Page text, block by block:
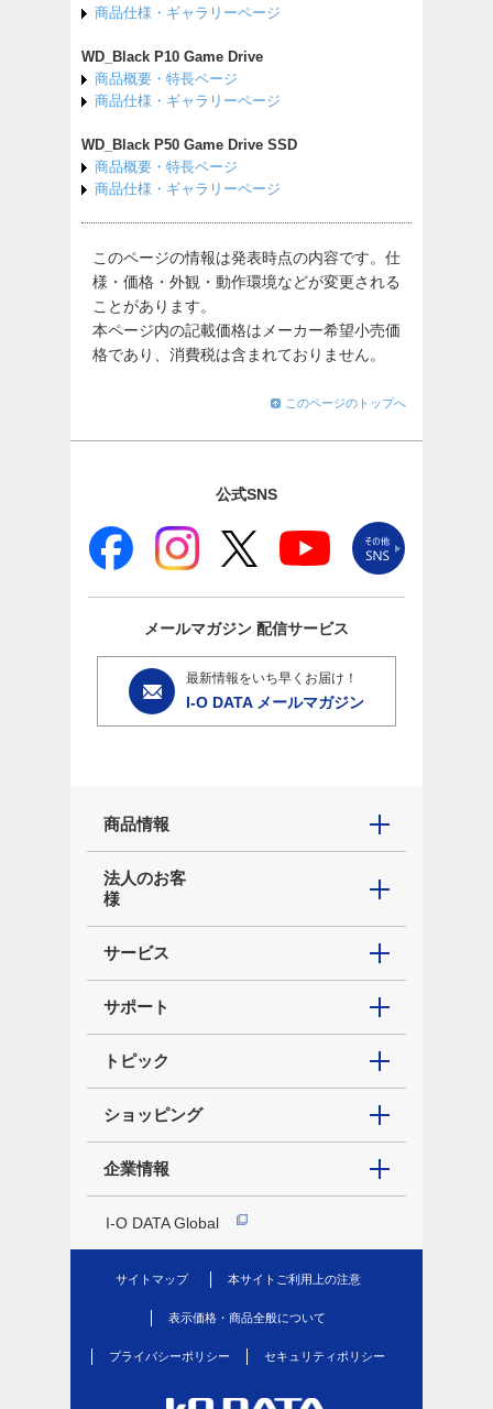
商品仕様・ギャラリーページ
WD_Black P10 Game Drive
商品概要・特長ページ
商品仕様・ギャラリーページ
WD_Black P50 Game Drive SSD
商品概要・特長ページ
商品仕様・ギャラリーページ
このページの情報は発表時点の内容です。仕
様・価格・外観・動作環境などが変更される
ことがあります。
本ページ内の記載価格はメーカー希望小売価
格であり、消費税は含まれておりません。
このページのトップへ
公式SNS
メールマガジン 配信サービス
最新情報をいち早くお届け！
I-O DATA メールマガジン
商品情報
法人のお客
様
サービス
サポート
トピック
ショッピング
企業情報
I-O DATA Global
サイトマップ 本サイトご利用上の注意
表示価格・商品全般について
プライバシーポリシー セキュリティポリシー